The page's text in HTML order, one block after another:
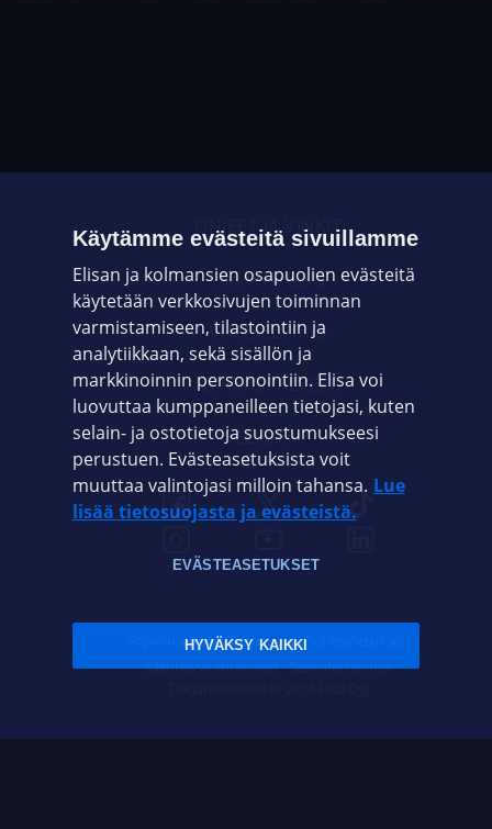
OHJEET JA VINKIT
OMAYHTEISÖ
VIANSELVITYS
ASIAKASPALVELU
ELISA.FI
Sopimusehdot Tietosuoja Evästeasetukset
Sääntelyviranomaiset Saavutettavuus
Käytämme evästeitä sivuillamme
Elisan ja kolmansien osapuolien evästeitä
käytetään verkkosivujen toiminnan
varmistamiseen, tilastointiin ja
analytiikkaan, sekä sisällön ja
markkinoinnin personointiin. Elisa voi
luovuttaa kumppaneilleen tietojasi, kuten
selain- ja ostotietoja suostumukseesi
perustuen. Evästeasetuksista voit
muuttaa valintojasi milloin tahansa. Lue
lisää tietosuojasta ja evästeistä.
EVÄSTEASETUKSET
HYVÄKSY KAIKKI